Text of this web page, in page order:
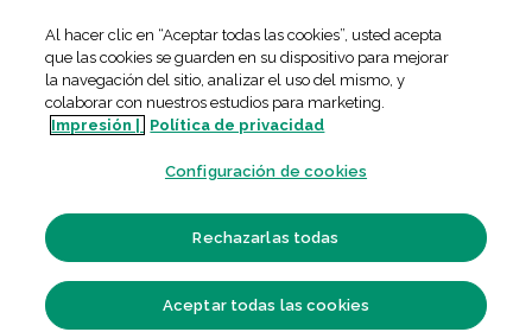
content
CONFERENCIAS EVENTOS ,EVENTOS Y ACTIVIDADES
de amor salvaje»
02
Al hacer clic en “Aceptar todas las cookies”, usted acepta
que las cookies se guarden en su dispositivo para mejorar
la navegación del sitio, analizar el uso del mismo, y
colaborar con nuestros estudios para marketing.
Impresión |
Política de privacidad
Configuración de cookies
Rechazarlas todas
Aceptar todas las cookies